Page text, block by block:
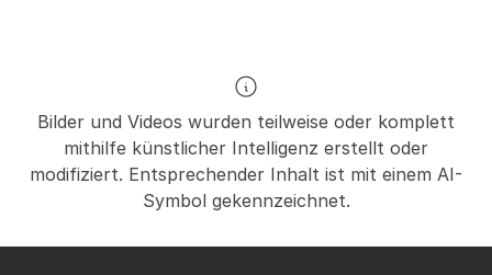
Bilder und Videos wurden teilweise oder komplett
mithilfe künstlicher Intelligenz erstellt oder
modifiziert. Entsprechender Inhalt ist mit einem AI-
Symbol gekennzeichnet.